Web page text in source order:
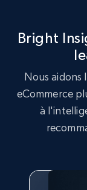
more.
eBay -
more.
Bright
Nous aidons
eCommerce
à